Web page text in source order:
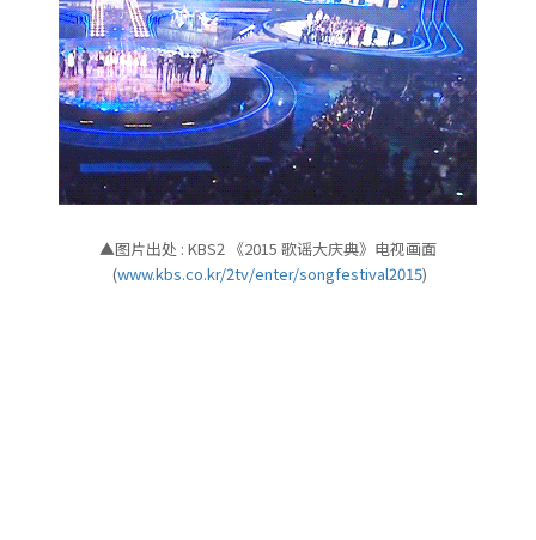
▲图片出处 : KBS2 《2015 歌谣大庆典》电视画面
(www.kbs.co.kr/2tv/enter/songfestival2015)